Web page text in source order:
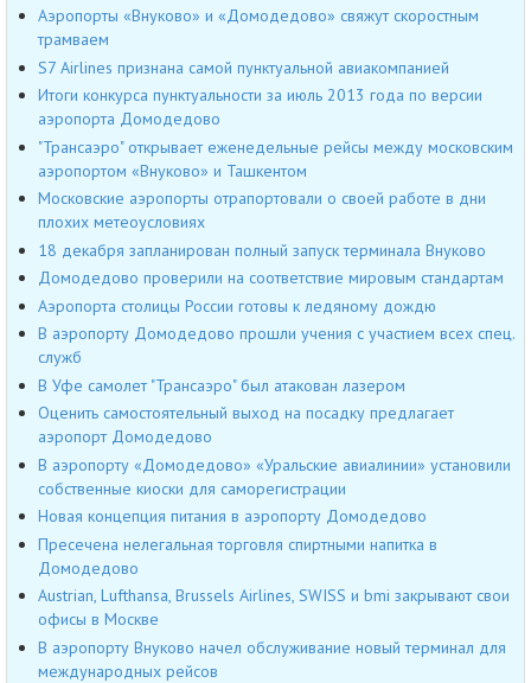
Аэропорты «Внуково» и «Домодедово» свяжут скоростным
трамваем
S7 Airlines признана самой пунктуальной авиакомпанией
Итоги конкурса пунктуальности за июль 2013 года по версии
аэропорта Домодедово
"Трансаэро" открывает еженедельные рейсы между московским
аэропортом «Внуково» и Ташкентом
Московские аэропорты отрапортовали о своей работе в дни
плохих метеоусловиях
18 декабря запланирован полный запуск терминала Внуково
Домодедово проверили на соответствие мировым стандартам
Аэропорта столицы России готовы к ледяному дождю
В аэропорту Домодедово прошли учения с участием всех спец.
служб
В Уфе самолет "Трансаэро" был атакован лазером
Оценить самостоятельный выход на посадку предлагает
аэропорт Домодедово
В аэропорту «Домодедово» «Уральские авиалинии» установили
собственные киоски для саморегистрации
Новая концепция питания в аэропорту Домодедово
Пресечена нелегальная торговля спиртными напитка в
Домодедово
Austrian, Lufthansa, Brussels Airlines, SWISS и bmi закрывают свои
офисы в Москве
В аэропорту Внуково начел обслуживание новый терминал для
международных рейсов